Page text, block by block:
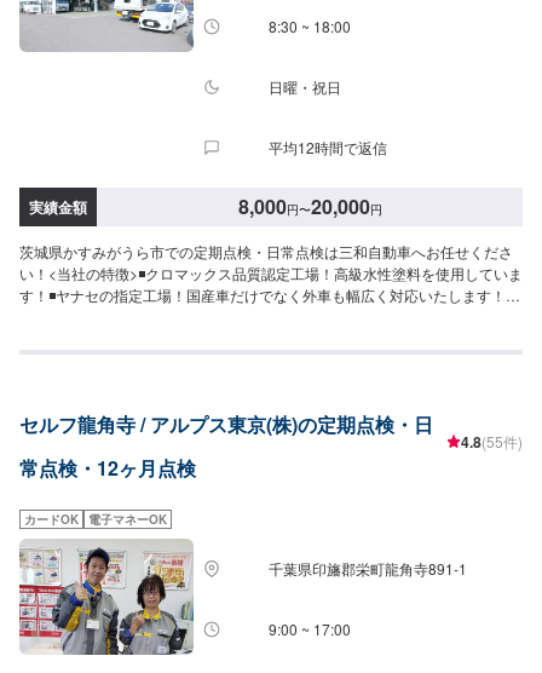
8:30 ~ 18:00
日曜・祝日
平均12時間で返信
実績金額 8,000円〜20,000円
茨城県かすみがうら市での定期点検・日常点検は三和自動車へお任せくださ
い！<当社の特徴>◾クロマックス品質認定工場！高級水性塗料を使用していま
す！◾ヤナセの指定工場！国産車だけでなく外車も幅広く対応いたします！◾
★お時間があまり取れない…などのご相談もお気軽にどうぞ！【1】オファー
車となります。(要相談)納期は前後する場合がございます。予めご了承くださ
い。-----代車について-----無料の代車をご用意しています。お車の作業中は代
車をご利用ください。※代車の燃料代はお客様にご負担いただいておりま
い。駐車スペースは事務所前の空いているスペースに駐車してください。受
付はスタッフへ「メンテモで予約しました」とお伝えください。ご案内いた
します。【定休日・営業時間】定休日：日曜日、第2土曜日、祝日営業時間：
8:30~18:00
セルフ龍角寺 / アルプス東京(株)の定期点検・日
常点検・12ヶ月点検
4.8(55件)
カードOK 電子マネーOK
千葉県印旛郡栄町龍角寺891-1
9:00 ~ 17:00